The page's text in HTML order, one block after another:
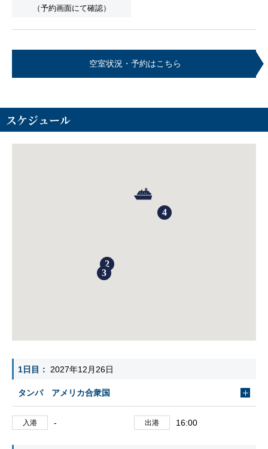
（予約画面にて確認）
空室状況・予約はこちら
スケジュール
2
3
4
1日目 2027年12月26日
タンパ アメリカ合衆国
入港 - 出港 16:00